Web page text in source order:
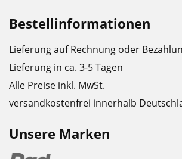
Bestellinformationen
Lieferung auf Rechnung oder
Lieferung in ca. 3-5 Tagen
Alle Preise inkl. MwSt.
versandkostenfrei innerhalb
Unsere Marken